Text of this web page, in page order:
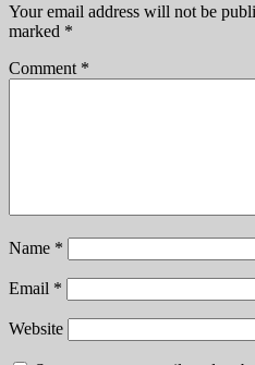
Your email address will not be
marked *
Comment *
Name *
Email *
Website